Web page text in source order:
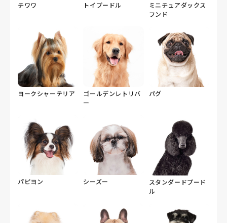
チワワ トイプードル
ミニチュアダックス
フンド
ヨークシャーテリア
ゴールデンレトリバ
ー
パグ
パピヨン シーズー
スタンダードプード
ル